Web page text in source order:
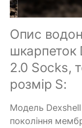
Опис
шкарпеток
2.0 Socks,
розмір S:
Модель
покоління